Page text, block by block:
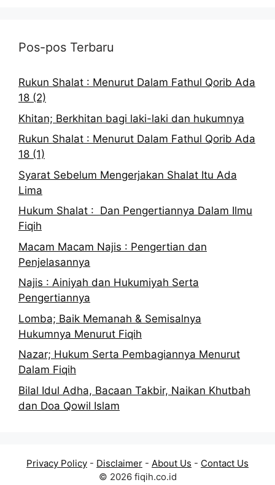
Pos-pos Terbaru
Rukun Shalat : Menurut Dalam Fathul Qorib Ada
18 (2)
Khitan; Berkhitan bagi laki-laki dan hukumnya
Rukun Shalat : Menurut Dalam Fathul Qorib Ada
18 (1)
Syarat Sebelum Mengerjakan Shalat Itu Ada
Lima
Hukum Shalat : Dan Pengertiannya Dalam Ilmu
Fiqih
Macam Macam Najis : Pengertian dan
Penjelasannya
Najis : Ainiyah dan Hukumiyah Serta
Pengertiannya
Lomba; Baik Memanah & Semisalnya
Hukumnya Menurut Fiqih
Nazar; Hukum Serta Pembagiannya Menurut
Dalam Fiqih
Bilal Idul Adha, Bacaan Takbir, Naikan Khutbah
dan Doa Qowil Islam
Privacy Policy - Disclaimer - About Us - Contact Us
© 2026 fiqih.co.id